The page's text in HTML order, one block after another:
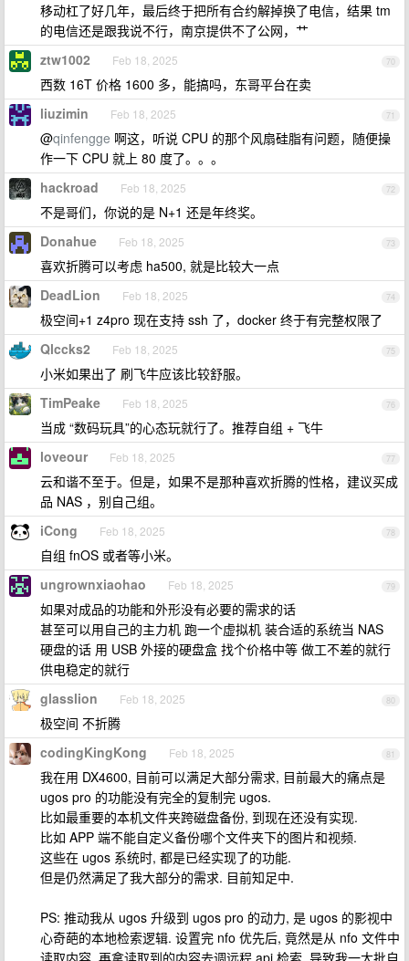
移动杠了好几年，最后终于把所有合约解掉换了电信，结果 tm
的电信还是跟我说不行，南京提供不了公网，艹
70
ztw1002 Feb 18, 2025
西数 16T 价格 1600 多，能搞吗，东哥平台在卖
71
liuzimin Feb 18, 2025
@qinfengge 啊这，听说 CPU 的那个风扇硅脂有问题，随便操
作一下 CPU 就上 80 度了。。。
72
hackroad Feb 18, 2025
不是哥们，你说的是 N+1 还是年终奖。
73
Donahue Feb 18, 2025
喜欢折腾可以考虑 ha500, 就是比较大一点
74
DeadLion Feb 18, 2025
极空间+1 z4pro 现在支持 ssh 了，docker 终于有完整权限了
75
Qlccks2 Feb 18, 2025
小米如果出了 刷飞牛应该比较舒服。
76
TimPeake Feb 18, 2025
当成 “数码玩具”的心态玩就行了。推荐自组 + 飞牛
77
loveour Feb 18, 2025
云和谐不至于。但是，如果不是那种喜欢折腾的性格，建议买成
品 NAS ，别自己组。
78
iCong Feb 18, 2025
自组 fnOS 或者等小米。
79
ungrownxiaohao Feb 18, 2025
如果对成品的功能和外形没有必要的需求的话
甚至可以用自己的主力机 跑一个虚拟机 装合适的系统当 NAS
硬盘的话 用 USB 外接的硬盘盒 找个价格中等 做工不差的就行
供电稳定的就行
80
glasslion Feb 18, 2025
极空间 不折腾
81
codingKingKong Feb 18, 2025
我在用 DX4600, 目前可以满足大部分需求, 目前最大的痛点是
ugos pro 的功能没有完全的复制完 ugos.
比如最重要的本机文件夹跨磁盘备份, 到现在还没有实现.
比如 APP 端不能自定义备份哪个文件夹下的图片和视频.
这些在 ugos 系统时, 都是已经实现了的功能.
但是仍然满足了我大部分的需求. 目前知足中.
PS: 推动我从 ugos 升级到 ugos pro 的动力, 是 ugos 的影视中
心奇葩的本地检索逻辑. 设置完 nfo 优先后, 竟然是从 nfo 文件中
读取内容, 再拿读取到的内容去调远程 api 检索. 导致我一大批自